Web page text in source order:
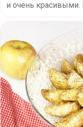
и очень красивыми.